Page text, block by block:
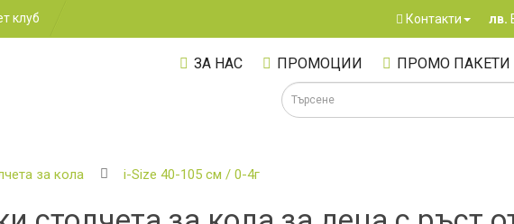
клуб Контакти лв.
ЗА НАС ПРОМОЦИИ ПРОМО ПАКЕТИ
за кола i-Size 40-105 см / 0-4г